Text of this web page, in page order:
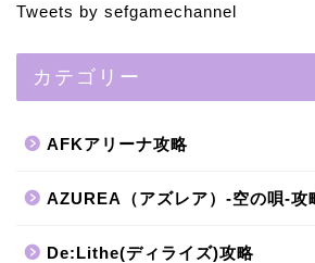
Tweets by sefgamechannel
カテゴリー
AFKアリーナ攻略
AZUREA（アズレア）-空の唄-攻
De:Lithe(ディライズ)攻略